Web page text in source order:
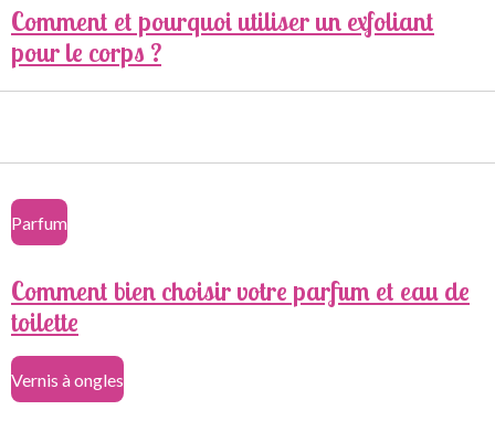
Comment et pourquoi utiliser un exfoliant
pour le corps ?
Parfum
Comment bien choisir votre parfum et eau de
toilette
Vernis à ongles